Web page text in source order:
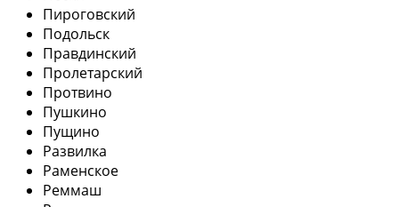
Пироговский
Подольск
Правдинский
Пролетарский
Протвино
Пушкино
Пущино
Развилка
Раменское
Реммаш